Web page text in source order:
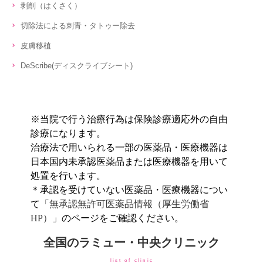
剥削（はくさく）
切除法による刺青・タトゥー除去
皮膚移植
DeScribe(ディスクライブシート)
※当院で行う治療行為は保険診療適応外の自由
診療になります。
治療法で用いられる一部の医薬品・医療機器は
日本国内未承認医薬品または医療機器を用いて
処置を行います。
＊承認を受けていない医薬品・医療機器につい
て 「無承認無許可医薬品情報（厚生労働省
HP）」 のページをご確認ください。
全国のラミュー・中央クリニック
list of clinic